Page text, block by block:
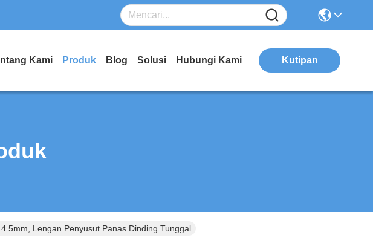
Kami Produk Blog Solusi Hubungi Kami Kutipan
Lengan Penyusut Panas Dinding Tunggal